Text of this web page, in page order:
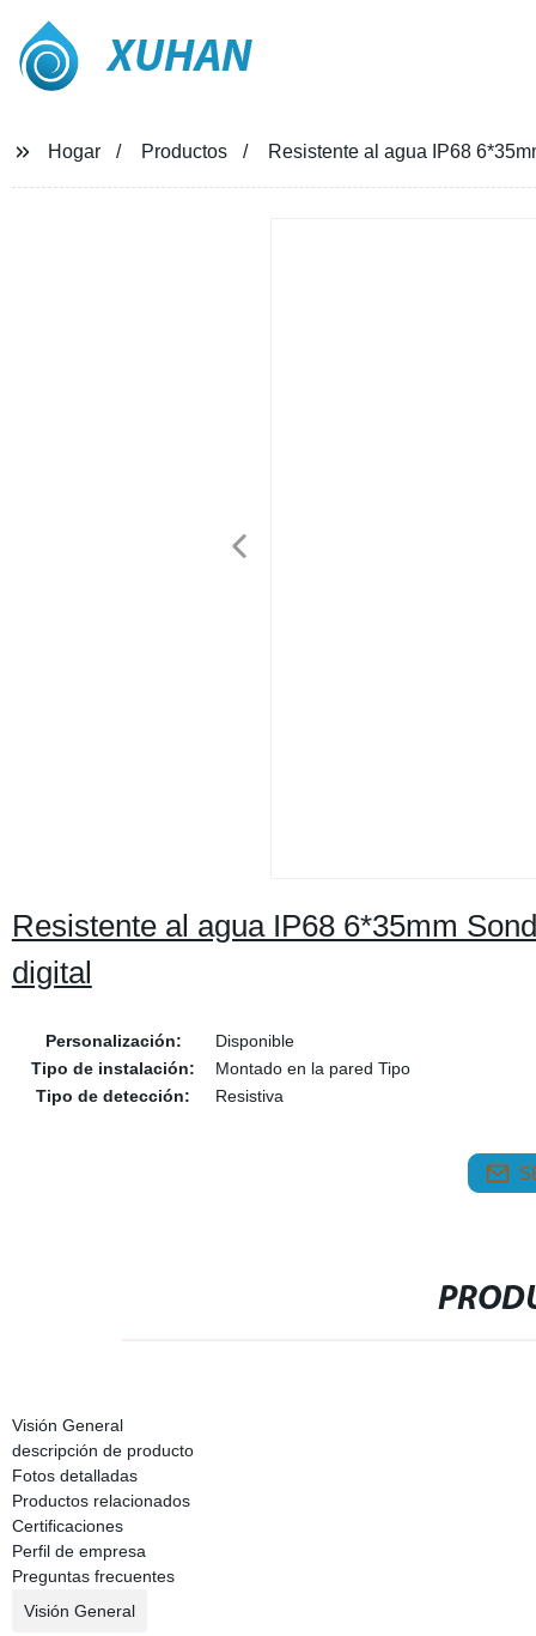
XUHAN
Hogar Productos Resistente al agua IP68
Resistente al agua IP68 6*35mm
digital
Personalización:
Disponible
Tipo de instalación:
Montado en la pared Tipo
Tipo de detección:
Resistiva
Visión General
descripción de producto
Fotos detalladas
Productos relacionados
Certificaciones
Perfil de empresa
Preguntas frecuentes
Visión General